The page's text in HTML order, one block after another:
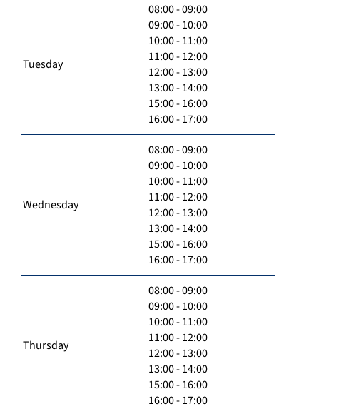
Tuesday
08:00 - 09:00
09:00 - 10:00
10:00 - 11:00
11:00 - 12:00
12:00 - 13:00
13:00 - 14:00
15:00 - 16:00
16:00 - 17:00
Wednesday
08:00 - 09:00
09:00 - 10:00
10:00 - 11:00
11:00 - 12:00
12:00 - 13:00
13:00 - 14:00
15:00 - 16:00
16:00 - 17:00
Thursday
08:00 - 09:00
09:00 - 10:00
10:00 - 11:00
11:00 - 12:00
12:00 - 13:00
13:00 - 14:00
15:00 - 16:00
16:00 - 17:00